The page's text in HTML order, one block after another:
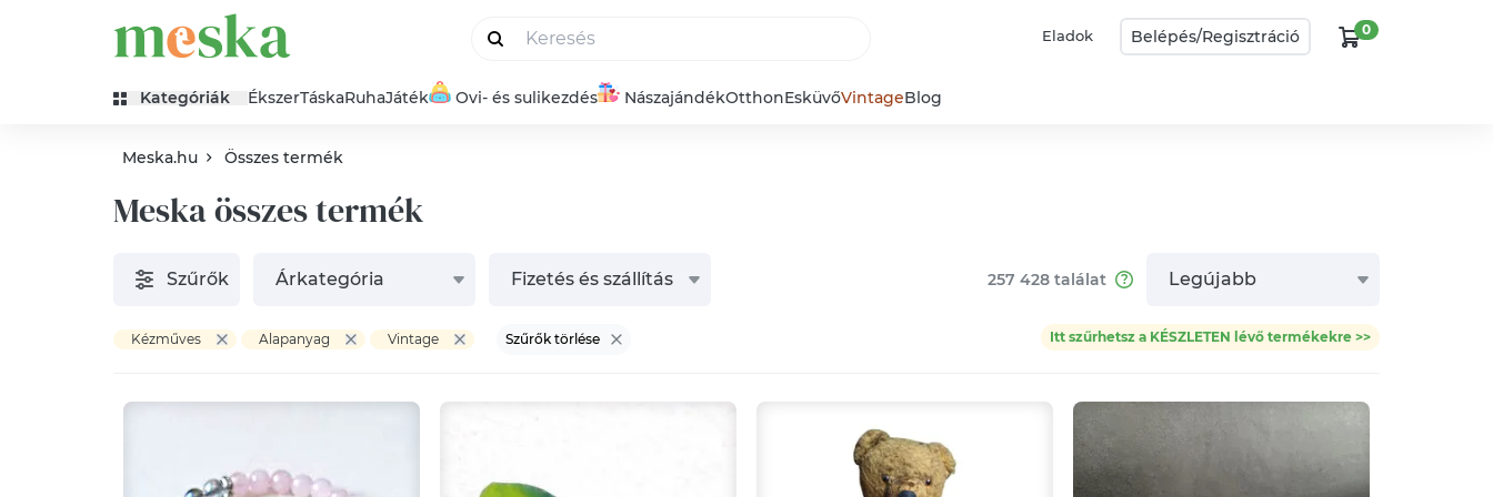
Eladok Belépés/Regisztráció 0
Kategóriák ÉkszerTáskaRuhaJáték Ovi- és sulikezdés NászajándékOtthonEsküvőVintageBlog
Meska.hu Összes termék
Meska összes termék
Szűrők Árkategória Fizetés és szállítás 257 428 találat Legújabb
Kézműves Alapanyag Vintage Itt szűrhetsz a KÉSZLETEN lévő termékekre >>
Szűrők törlése